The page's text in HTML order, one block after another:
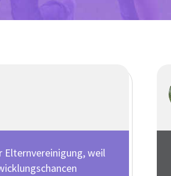
Elternvereinigung, weil